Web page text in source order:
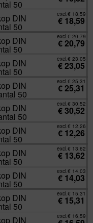
50
DIN
50
excl.€ 18,59
€ 18,59
DIN
50
excl.€ 20,79
€20,79
DIN
50
excl.€ 23,05
€23,05
DIN
50
excl.€ 25,31
€25,31
DIN
50
excl.€ 30,52
€30,52
DIN
50
excl.€ 12,26
€ 12,26
DIN
50
excl.€ 13,62
€ 13,62
DIN
50
excl.€ 14,03
€ 14,03
DIN
50
excl.€ 15,31
€ 15,31
DIN excl.€ 16,59